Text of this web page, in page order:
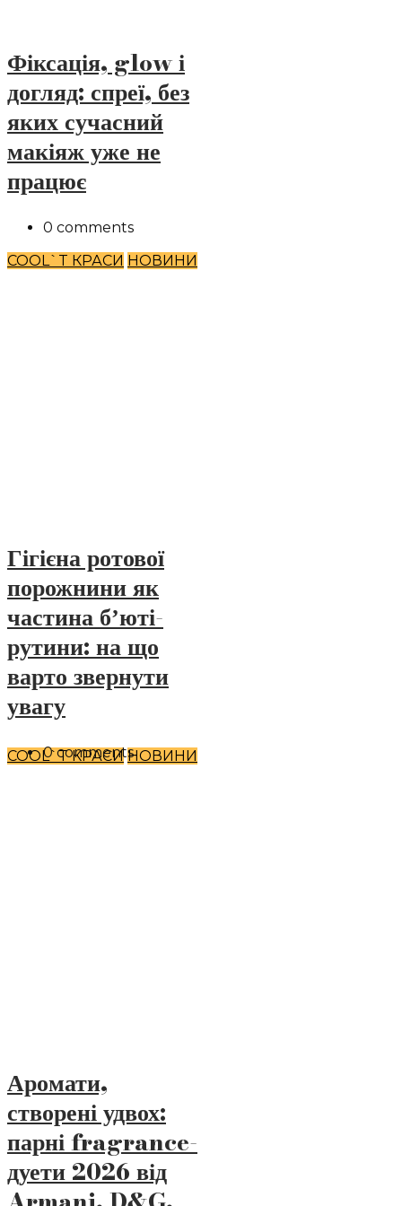
COOL`T КРАСИ НОВИНИ
Фіксація, glow і
догляд: спреї, без
яких сучасний
макіяж уже не
працює
0 comments
COOL`T КРАСИ НОВИНИ
Гігієна ротової
порожнини як
частина бʼюті-
рутини: на що
варто звернути
увагу
0 comments
Аромати,
створені удвох:
парні fragrance-
дуети 2026 від